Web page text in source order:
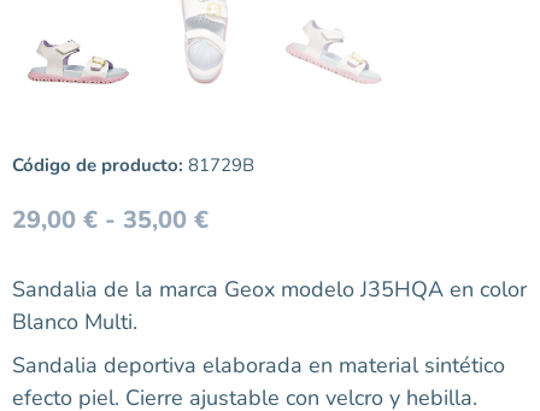
Código de producto: 81729B
29,00 € - 35,00 €
Sandalia de la marca Geox modelo J35HQA en color
Blanco Multi.
Sandalia deportiva elaborada en material sintético
efecto piel. Cierre ajustable con velcro y hebilla.